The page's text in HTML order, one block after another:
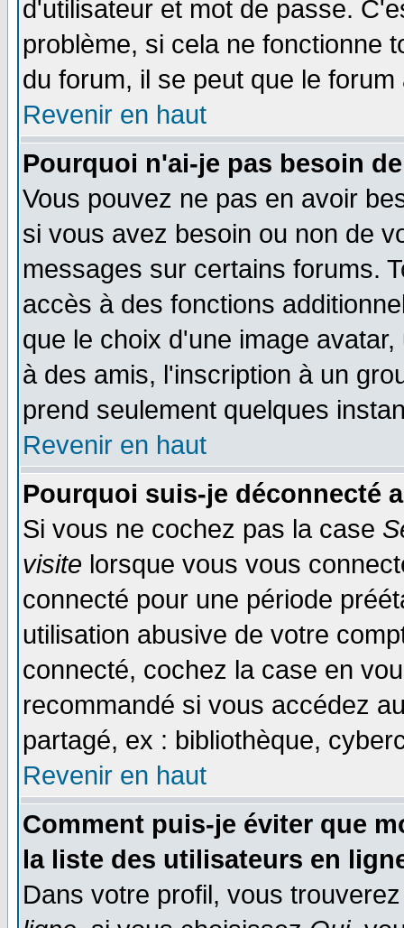
d'utilisateur et mot de passe.
problème, si cela ne fonctionne
du forum, il se peut que le
Revenir en haut
Pourquoi n'ai-je pas besoin
Vous pouvez ne pas en avoir
si vous avez besoin ou non de
messages sur certains forums.
accès à des fonctions
que le choix d'une image
à des amis, l'inscription à un
prend seulement quelques
Revenir en haut
Pourquoi suis-je déconnecté
Si vous ne cochez pas la case
visite lorsque vous vous
connecté pour une période
utilisation abusive de votre
connecté, cochez la case en
recommandé si vous accédez
partagé, ex : bibliothèque,
Revenir en haut
Comment puis-je éviter que
la liste des utilisateurs en
Dans votre profil, vous